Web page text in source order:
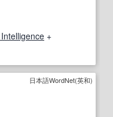
+
日本語WordNet(英和)